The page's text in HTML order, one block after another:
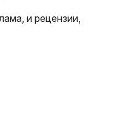
и рецензии,